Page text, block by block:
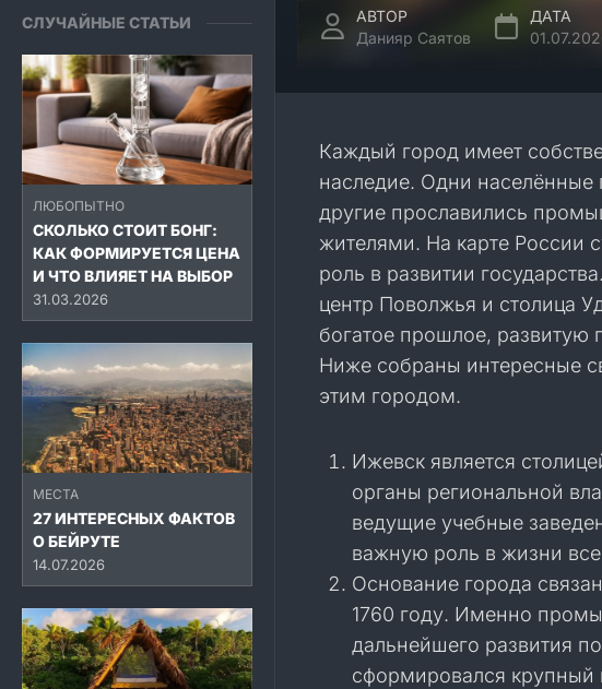
СЛУЧАЙНЫЕ СТАТЬИ
ЛЮБОПЫТНО
СКОЛЬКО СТОИТ БОНГ:
КАК ФОРМИРУЕТСЯ ЦЕНА
И ЧТО ВЛИЯЕТ НА ВЫБОР
31.03.2026
МЕСТА
27 ИНТЕРЕСНЫХ ФАКТОВ
О БЕЙРУТЕ
14.07.2026
АВТОР
Данияр Саятов
ДАТА
Каждый город имеет
наследие. Одни
другие прославились
жителями. На карте России
роль в развитии
центр Поволжья и столица
богатое прошлое,
Ниже собраны интересные
этим городом.
Ижевск является
органы региональной
ведущие учебные
важную роль в жизни
Основание города
1760 году. Именно
дальнейшего развития
сформировался крупный